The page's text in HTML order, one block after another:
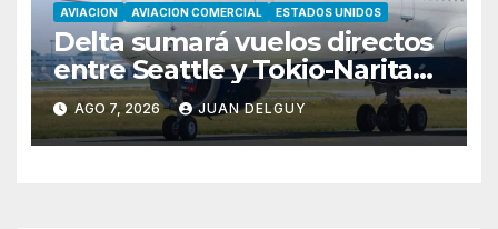
AVIACION AVIACION COMERCIAL ESTADOS UNIDOS
Delta sumará vuelos directos
entre Seattle y Tokio-Narita
desde marzo de 2027
AGO 7, 2026 JUAN DELGUY